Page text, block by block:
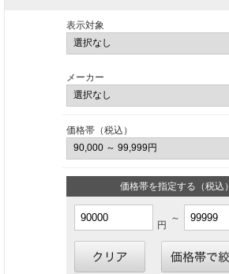
表示対象
メーカー
価格帯（税込）
価格帯を指定する（税込）
円
～